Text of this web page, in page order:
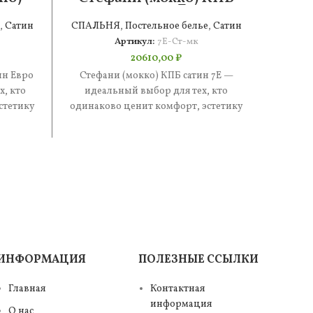
, Сатин
Евро
кто
сатин 7Е
СПАЛЬНЯ, Постельное белье, Сатин
Артикул: 7Е-Ст-мк
20610,00₽
Стефани (мокко) КПБ сатин 7Е —
идеальный выбор для тех, кто
одинаково ценит комфорт, эстетику
Главная
ПОЛЕЗНЫЕ ССЫЛКИ
Контактная
информация